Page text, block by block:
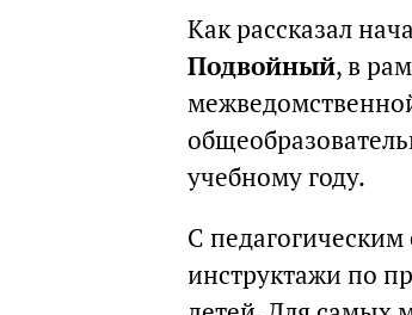
Как рассказал
Подвойный, в
учебному году.
С
инструктажи по